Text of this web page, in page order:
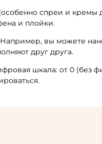
спреи и кремы
и плойки.
Например, вы можете
друг друга.
шкала: от 0 (без